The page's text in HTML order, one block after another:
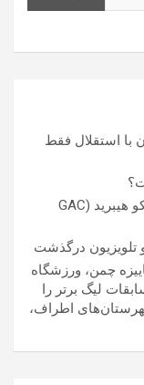
با استقلال فقط
بررسی کراس‌اوور هیبریدی جی ای سی امکو هیبرید (GAC
تلویزیون درگذشت
چمن، ورزشگاه
لیگ برتر را
اطراف،